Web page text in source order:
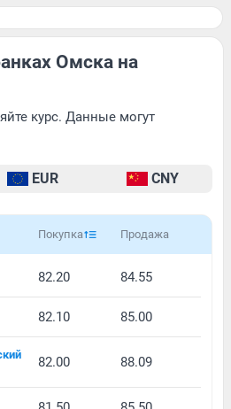
Омска на
курс. Данные могут
EUR CNY
Покупка Продажа
82.20 84.55
82.10 85.00
82.00 88.09